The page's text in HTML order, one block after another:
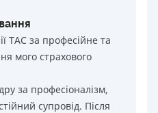
ТАС за професійне та
мого страхового
за професіоналізм,
супровід. Після